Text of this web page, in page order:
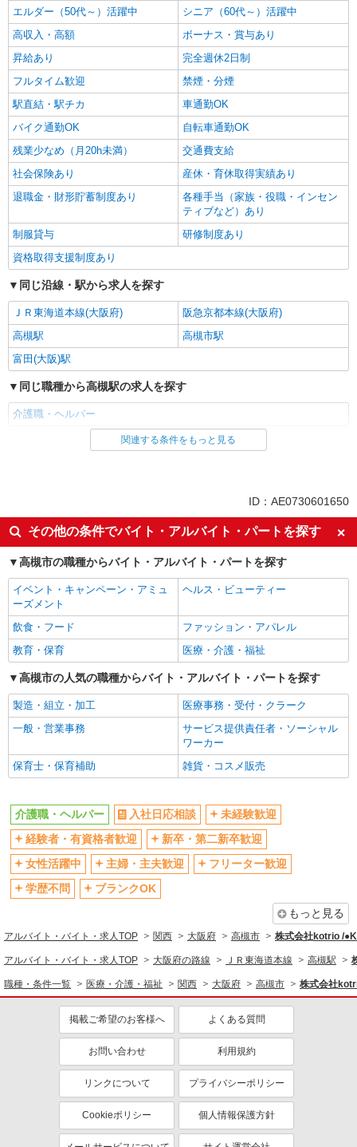
エルダー（50代～）活躍中
シニア（60代～）活躍中
高収入・高額
ボーナス・賞与あり
昇給あり
完全週休2日制
フルタイム歓迎
禁煙・分煙
駅直結・駅チカ
車通勤OK
バイク通勤OK
自転車通勤OK
残業少なめ（月20h未満）
交通費支給
社会保険あり
産休・育休取得実績あり
退職金・財形貯蓄制度あり
各種手当（家族・役職・インセン
ティブなど）あり
制服貸与
研修制度あり
資格取得支援制度あり
同じ沿線・駅から求人を探す
ＪＲ東海道本線(大阪府)
阪急京都本線(大阪府)
高槻駅
高槻市駅
富田(大阪)駅
同じ職種から高槻駅の求人を探す
介護職・ヘルパー
同じ雇用形態から高槻駅の求人を探す
入社日応相談
未経験歓迎
経験者・有資格者歓迎
新卒・第二新卒歓迎
女性活躍中
主婦・主夫歓迎
フリーター歓迎
学歴不問
ブランクOK
ミドル（40代～）活躍中
エルダー（50代～）活躍中
シニア（60代～）活躍中
高収入・高額
ボーナス・賞与あり
昇給あり
完全週休2日制
フルタイム歓迎
禁煙・分煙
駅直結・駅チカ
車通勤OK
バイク通勤OK
自転車通勤OK
残業少なめ（月20h未満）
交通費支給
社会保険あり
産休・育休取得実績あり
退職金・財形貯蓄制度あり
各種手当（家族・役職・インセン
ティブなど）あり
制服貸与
研修制度あり
資格取得支援制度あり
医療・介護・福祉
介護職・ヘルパー
同じ特徴から求人を探す
ミドル（40代～）活躍中
ボーナス・賞与あり
車通勤OK
交通費支給
社会保険あり
産休・育休取得実績あり
関連する条件をもっと見る
ID：AE0730601650
その他の条件でバイト・アルバイト・パートを探す
高槻市の職種からバイト・アルバイト・パートを探す
イベント・キャンペーン・アミュ
ーズメント
ヘルス・ビューティー
飲食・フード
ファッション・アパレル
教育・保育
医療・介護・福祉
高槻市の人気の職種からバイト・アルバイト・パートを探す
製造・組立・加工
医療事務・受付・クラーク
一般・営業事務
サービス提供責任者・ソーシャル
ワーカー
保育士・保育補助
雑貨・コスメ販売
介護職・ヘルパー 入社日応相談
未経験歓迎
経験者・有資格者歓迎
新卒・第二新卒歓迎
女性活躍中
主婦・主夫歓迎
フリーター歓迎
学歴不問
ブランクOK
もっと見る
アルバイト・バイト・求人TOP 関西 大阪府 高槻市 株式会社kotrio /
アルバイト・バイト・求人TOP 大阪府の路線 ＪＲ東海道本線 高槻駅
職種・条件一覧 医療・介護・福祉 関西 大阪府 高槻市 株式会社
掲載ご希望のお客様へ よくある質問
お問い合わせ 利用規約
リンクについて プライバシーポリシー
Cookieポリシー 個人情報保護方針